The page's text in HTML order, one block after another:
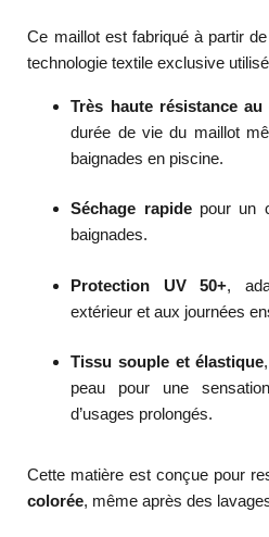
Ce maillot est fabriqué à partir
technologie textile exclusive
Très haute résistance au
durée de vie du maillot
baignades en piscine.
Séchage rapidepour un
baignades.
Protection UV 50+,
extérieur et aux journées
Tissu souple et élastique
peau pour une
d’usages prolongés.
Cette matière est conçue pour
colorée, même après des